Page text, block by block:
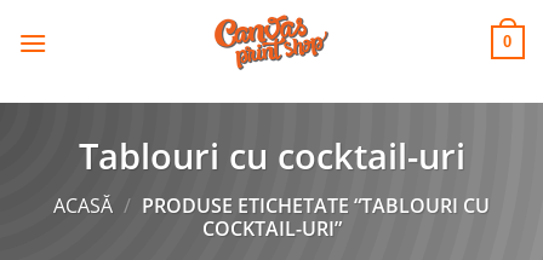
CANVAS
PRINT SHOP 0
Tablouri cu cocktail-uri
ACASĂ / PRODUSE ETICHETATE “TABLOURI CU
COCKTAIL-URI”